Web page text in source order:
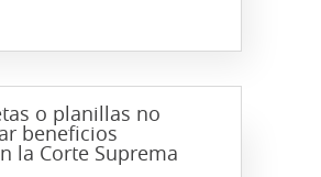
o planillas no
beneficios
la Corte Suprema